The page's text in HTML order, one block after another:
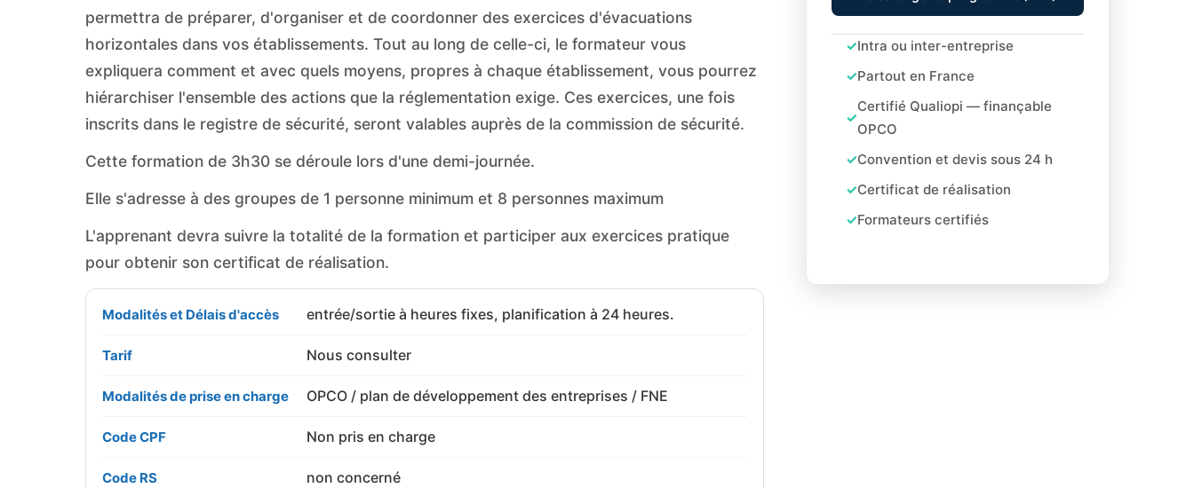
permettra de préparer, d'organiser et de coordonner des exercices d'évacuations
horizontales dans vos établissements. Tout au long de celle-ci, le formateur vous
expliquera comment et avec quels moyens, propres à chaque établissement, vous pourrez
hiérarchiser l'ensemble des actions que la réglementation exige. Ces exercices, une fois
inscrits dans le registre de sécurité, seront valables auprès de la commission de sécurité.
Cette formation de 3h30 se déroule lors d'une demi-journée.
Elle s'adresse à des groupes de 1 personne minimum et 8 personnes maximum
L'apprenant devra suivre la totalité de la formation et participer aux exercices pratique
pour obtenir son certificat de réalisation.
Modalités et Délais d'accès entrée/sortie à heures fixes, planification à 24 heures.
Tarif Nous consulter
Modalités de prise en charge OPCO / plan de développement des entreprises / FNE
Code CPF Non pris en charge
Code RS non concerné
Intra ou inter-entreprise
Partout en France
Certifié Qualiopi — finançable
OPCO
Convention et devis sous 24 h
Certificat de réalisation
Formateurs certifiés